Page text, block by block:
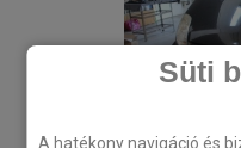
Süti
A hatékony navigáció és